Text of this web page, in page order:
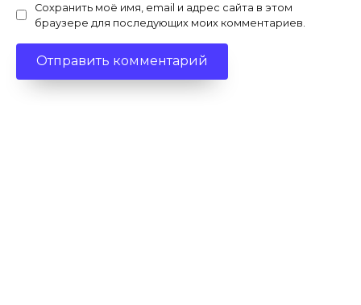
Сохранить моё имя, email и адрес сайта в этом
браузере для последующих моих комментариев.